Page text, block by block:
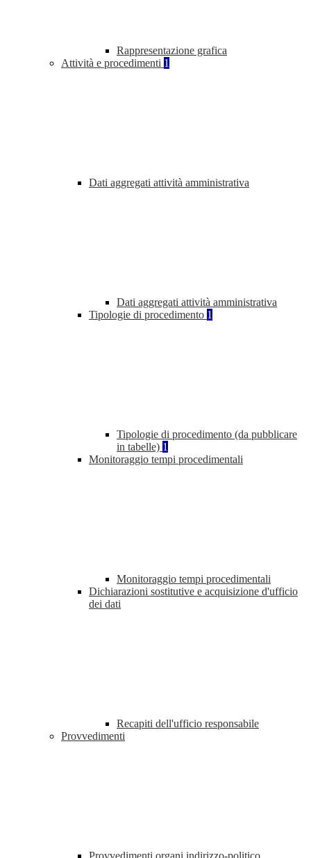
Rappresentazione grafica
Attività e procedimenti 1
Dati aggregati attività amministrativa
Dati aggregati attività amministrativa
Tipologie di procedimento 1
Tipologie di procedimento (da pubblicare
in tabelle) 1
Monitoraggio tempi procedimentali
Monitoraggio tempi procedimentali
Dichiarazioni sostitutive e acquisizione d'ufficio
dei dati
Recapiti dell'ufficio responsabile
Provvedimenti